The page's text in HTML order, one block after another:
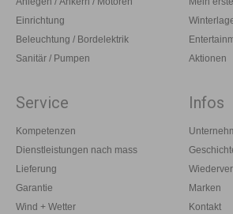
Einrichtung
Beleuchtung / Bordelektrik
Sanitär / Pumpen
Aktionen
Service
Kompetenzen
Dienstleistungen nach mass
Lieferung
Garantie
Wind + Wetter
Infos
Marken
Kontakt